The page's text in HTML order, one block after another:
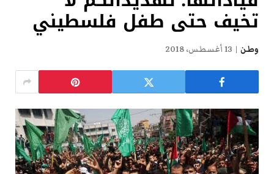
تخيف حتى طفل فلسطيني
وطن 13 أغسطس، 2018